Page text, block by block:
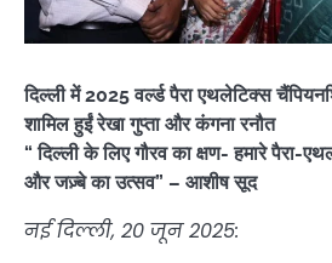
दिल्ली में 2025 वर्ल्ड पैरा एथलेटिक्स
शामिल हुईं रेखा गुप्ता और कंगना रनौत
“ दिल्ली के लिए गौरव का क्षण- हमारे पैरा-
और जज़्बे का उत्सव” – आशीष सूद
नई दिल्ली, 20 जून 2025: